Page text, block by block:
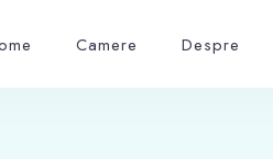
Camere Despre